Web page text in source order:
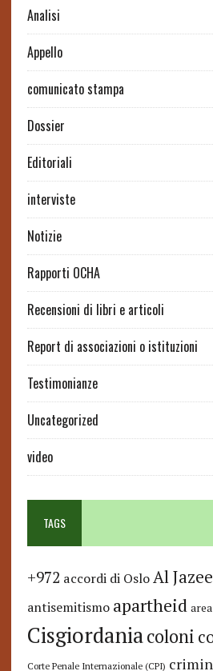
Analisi
Appello
comunicato stampa
Dossier
Editoriali
interviste
Notizie
Rapporti OCHA
Recensioni di libri e articoli
Report di associazioni o istituzioni
Testimonianze
Uncategorized
video
TAGS
+972 accordi di Oslo Al
antisemitismo apartheid
Cisgiordaniacoloni
Corte Penale Internazionale (CPI)